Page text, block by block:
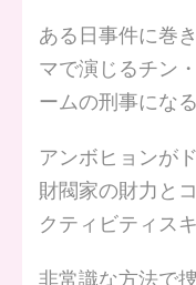
ある日事件に巻
マで演じるチン
ームの刑事にな
アンボヒョンが
財閥家の財力と
クティビティス
非常識な方法で